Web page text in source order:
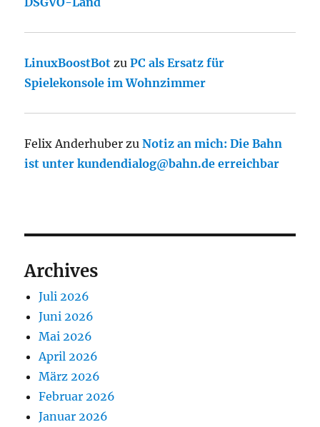
LinuxBoostBot zuPC als Ersatz für
Spielekonsole im Wohnzimmer
Felix Anderhuber zuNotiz an mich: Die Bahn
ist unter kundendialog@bahn.de erreichbar
Archives
Juli 2026
Juni 2026
Mai 2026
April 2026
März 2026
Februar 2026
Januar 2026